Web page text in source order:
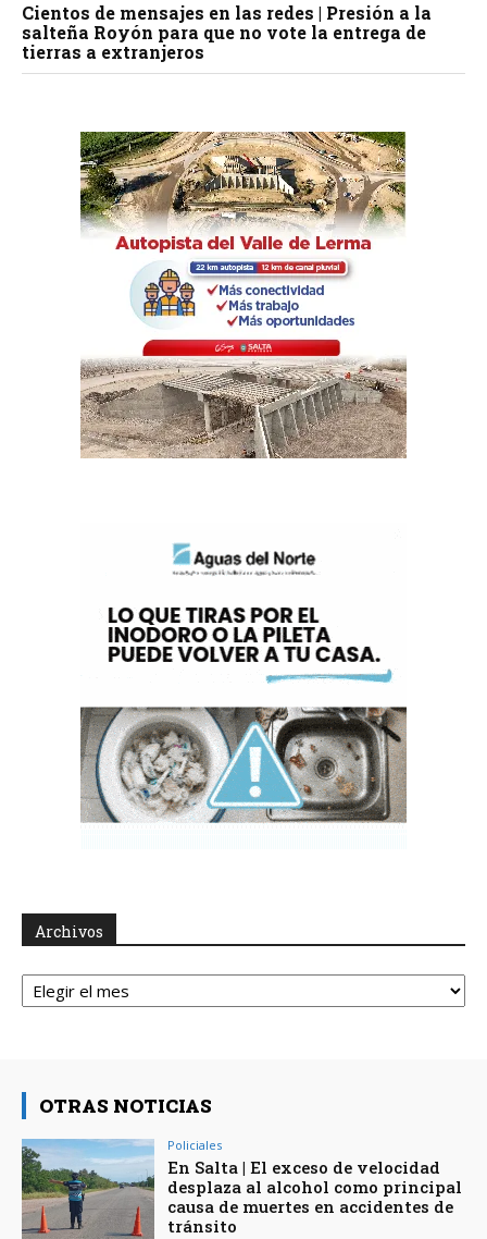
Cientos de mensajes en las redes | Presión a la
salteña Royón para que no vote la entrega de
tierras a extranjeros
Archivos
Archivos
OTRAS NOTICIAS
Policiales
En Salta | El exceso de velocidad
desplaza al alcohol como principal
causa de muertes en accidentes de
tránsito